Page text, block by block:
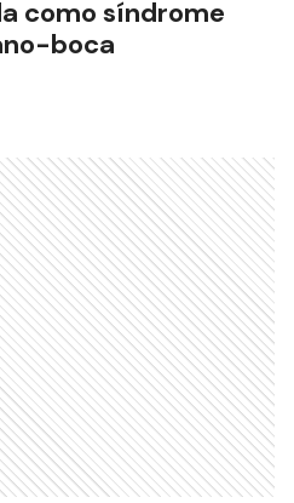
como síndrome
boca